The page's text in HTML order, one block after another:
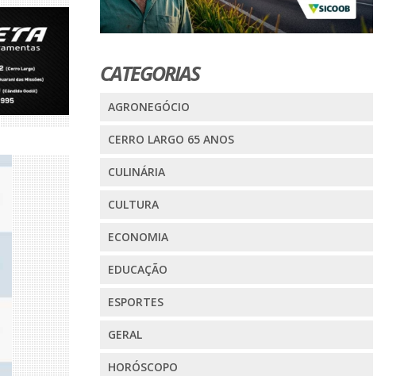
CATEGORIAS
AGRONEGÓCIO
CERRO LARGO 65 ANOS
CULINÁRIA
CULTURA
ECONOMIA
EDUCAÇÃO
ESPORTES
GERAL
HORÓSCOPO